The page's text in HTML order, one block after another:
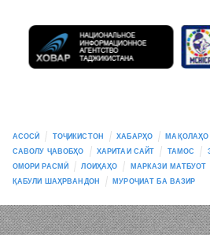
АСОСӢ ТОҶИКИСТОН ХАБАРҲО МАҚОЛАҲО
САВОЛУ ҶАВОБҲО
ХАРИТАИ САЙТ ТАМОС
ОМОРИ РАСМӢ
ЛОИҲАҲО МАРКАЗИ МАТБУОТ
ҚАБУЛИ ШАҲРВАНДОН
МУРОҶИАТ БА ВАЗИР